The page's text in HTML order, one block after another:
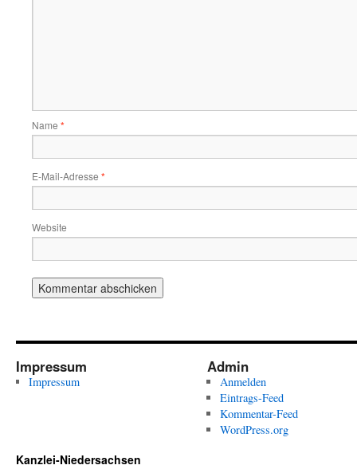
Name *
E-Mail-Adresse *
Website
Impressum
Impressum
Admin
Anmelden
Eintrags-Feed
Kommentar-Feed
WordPress.org
Kanzlei-Niedersachsen